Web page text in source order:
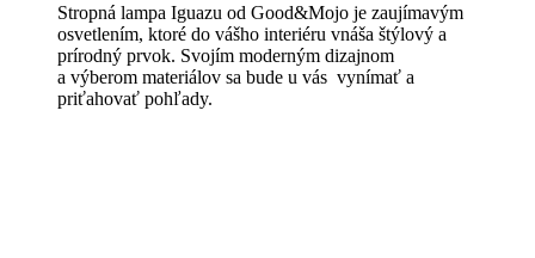
Stropná lampa Iguazu od Good&Mojo je zaujímavým
osvetlením, ktoré do vášho interiéru vnáša štýlový a
prírodný prvok. Svojím moderným dizajnom
a výberom materiálov sa bude u vás vynímať a
priťahovať pohľady.